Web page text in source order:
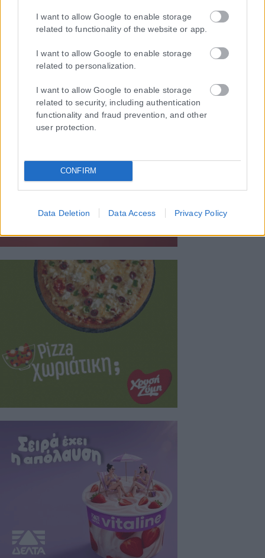
I want to allow Google to enable storage
related to functionality of the website or app.
I want to allow Google to enable storage
related to personalization.
I want to allow Google to enable storage
related to security, including authentication
functionality and fraud prevention, and other
user protection.
CONFIRM
Data Deletion Data Access Privacy Policy